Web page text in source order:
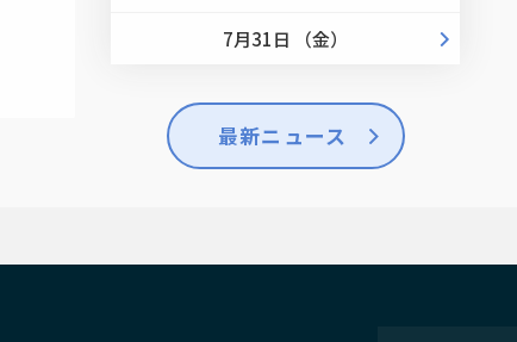
7月31日 （金）
最新ニュース